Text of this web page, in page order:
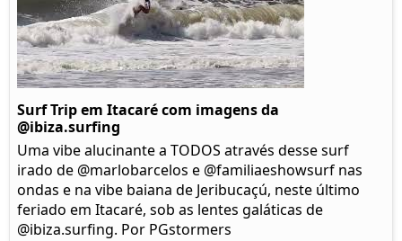
Surf Trip em Itacaré com imagens da
@ibiza.surfing
Uma vibe alucinante a TODOS através desse surf
irado de @marlobarcelos e @familiaeshowsurf nas
ondas e na vibe baiana de Jeribucaçú, neste último
feriado em Itacaré, sob as lentes galáticas de
@ibiza.surfing. Por PGstormers